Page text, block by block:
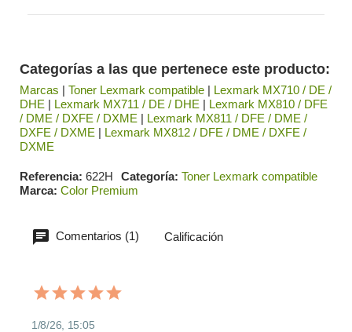
Categorías a las que pertenece este producto:
Marcas | Toner Lexmark compatible | Lexmark MX710 / DE /
DHE | Lexmark MX711 / DE / DHE | Lexmark MX810 / DFE
/ DME / DXFE / DXME | Lexmark MX811 / DFE / DME /
DXFE / DXME | Lexmark MX812 / DFE / DME / DXFE /
DXME
Referencia 622H Categoría Toner Lexmark compatible
Marca Color Premium
Comentarios (1) Calificación
1/8/26, 15:05